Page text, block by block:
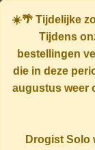
☀️🌴 Tijdelijke
Tijdens
bestellingen
die in deze
augustusweer
Drogist Solo